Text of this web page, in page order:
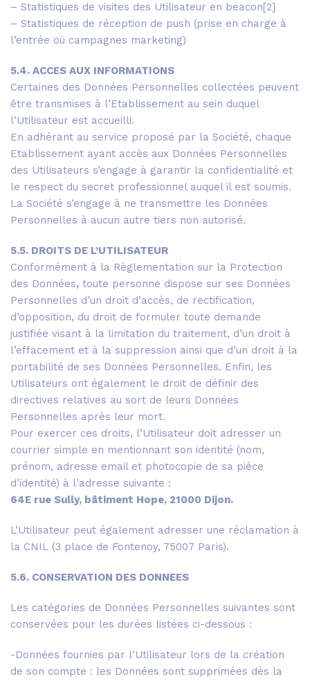
– Statistiques de visites des Utilisateur en beacon[2]
– Statistiques de réception de push (prise en charge à
l’entrée où campagnes marketing)
5.4. ACCES AUX INFORMATIONS
Certaines des Données Personnelles collectées peuvent
être transmises à l’Etablissement au sein duquel
l’Utilisateur est accueilli.
En adhérant au service proposé par la Société, chaque
Etablissement ayant accès aux Données Personnelles
des Utilisateurs s’engage à garantir la confidentialité et
le respect du secret professionnel auquel il est soumis.
La Société s’engage à ne transmettre les Données
Personnelles à aucun autre tiers non autorisé.
5.5. DROITS DE L’UTILISATEUR
Conformément à la Règlementation sur la Protection
des Données, toute personne dispose sur ses Données
Personnelles d’un droit d’accès, de rectification,
d’opposition, du droit de formuler toute demande
justifiée visant à la limitation du traitement, d’un droit à
l’effacement et à la suppression ainsi que d’un droit à la
portabilité de ses Données Personnelles. Enfin, les
Utilisateurs ont également le droit de définir des
directives relatives au sort de leurs Données
Personnelles après leur mort.
Pour exercer ces droits, l’Utilisateur doit adresser un
courrier simple en mentionnant son identité (nom,
prénom, adresse email et photocopie de sa pièce
d’identité) à l’adresse suivante :
64E rue Sully, bâtiment Hope, 21000 Dijon.
L’Utilisateur peut également adresser une réclamation à
la CNIL (3 place de Fontenoy, 75007 Paris).
5.6. CONSERVATION DES DONNEES
Les catégories de Données Personnelles suivantes sont
conservées pour les durées listées ci-dessous :
-Données fournies par l’Utilisateur lors de la création
de son compte : les Données sont supprimées dès la